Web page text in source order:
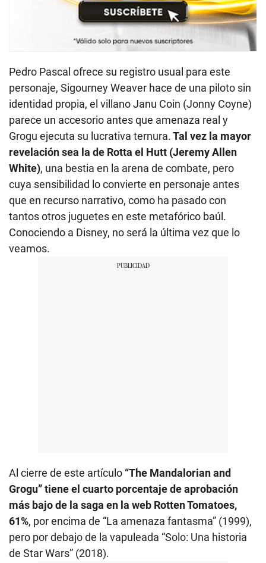
Pedro Pascal ofrece su registro usual para este
personaje, Sigourney Weaver hace de una piloto sin
identidad propia, el villano Janu Coin (Jonny Coyne)
parece un accesorio antes que amenaza real y
Grogu ejecuta su lucrativa ternura.Tal vez la mayor
revelación sea la de Rotta el Hutt (Jeremy Allen
White), una bestia en la arena de combate, pero
cuya sensibilidad lo convierte en personaje antes
que en recurso narrativo, como ha pasado con
tantos otros juguetes en este metafórico baúl.
Conociendo a Disney, no será la última vez que lo
veamos.
Al cierre de este artículo “The Mandalorian and
Grogu” tiene el cuarto porcentaje de aprobación
más bajo de la saga en la web Rotten Tomatoes,
61%, por encima de “La amenaza fantasma” (1999),
pero por debajo de la vapuleada “Solo: Una historia
de Star Wars” (2018).